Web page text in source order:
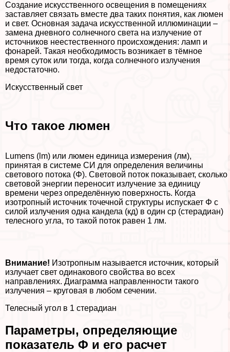
Создание искусственного освещения в помещениях
заставляет связать вместе два таких понятия, как люмен
и свет. Основная задача искусственной иллюминации –
замена дневного солнечного света на излучение от
источников неестественного происхождения: ламп и
фонарей. Такая необходимость возникает в тёмное
время суток или тогда, когда солнечного излучения
недостаточно.
Искусственный свет
Что такое люмен
Lumens (lm) или люмен единица измерения (лм),
принятая в системе СИ для определения величины
светового потока (Φ). Световой поток показывает, сколько
световой энергии переносит излучение за единицу
времени через определённую поверхность. Когда
изотропный источник точечной структуры испускает Φ с
силой излучения одна кандела (кд) в один ср (стерадиан)
телесного угла, то такой поток равен 1 лм.
Внимание! Изотропным называется источник, который
излучает свет одинакового свойства во всех
направлениях. Диаграмма направленности такого
излучения – круговая в любом сечении.
Телесный угол в 1 стерадиан
Параметры, определяющие
показатель Φ и его расчет